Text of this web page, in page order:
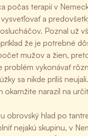
počas terapií v
a
Poznal už
že je potrebné
mužov a žien,
problém vykonávať
sa nikde príliš
narazil na
obrovský hlad po
nejakú skupinu, v